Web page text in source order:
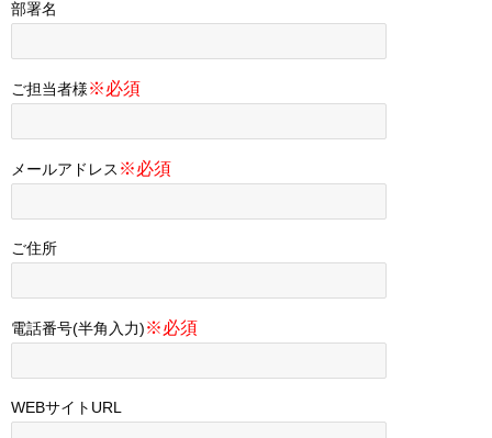
部署名
ご担当者様 ※必須
メールアドレス ※必須
ご住所
電話番号(半角入力) ※必須
WEBサイトURL